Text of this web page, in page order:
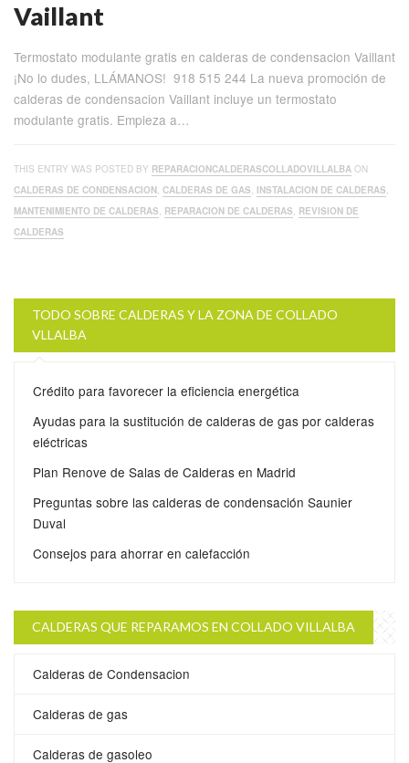
Vaillant
Termostato modulante gratis en calderas de condensacion Vaillant
¡No lo dudes, LLÁMANOS! 918 515 244 La nueva promoción de
calderas de condensacion Vaillant incluye un termostato
modulante gratis. Empieza a…
THIS ENTRY WAS POSTED BY REPARACIONCALDERASCOLLADOVILLALBA ON
CALDERAS DE CONDENSACION, CALDERAS DE GAS, INSTALACION DE CALDERAS,
MANTENIMIENTO DE CALDERAS, REPARACION DE CALDERAS, REVISION DE
CALDERAS
TODO SOBRE CALDERAS Y LA ZONA DE COLLADO
VLLALBA
Crédito para favorecer la eficiencia energética
Ayudas para la sustitución de calderas de gas por calderas
eléctricas
Plan Renove de Salas de Calderas en Madrid
Preguntas sobre las calderas de condensación Saunier
Duval
Consejos para ahorrar en calefacción
CALDERAS QUE REPARAMOS EN COLLADO VILLALBA
Calderas de Condensacion
Calderas de gas
Calderas de gasoleo